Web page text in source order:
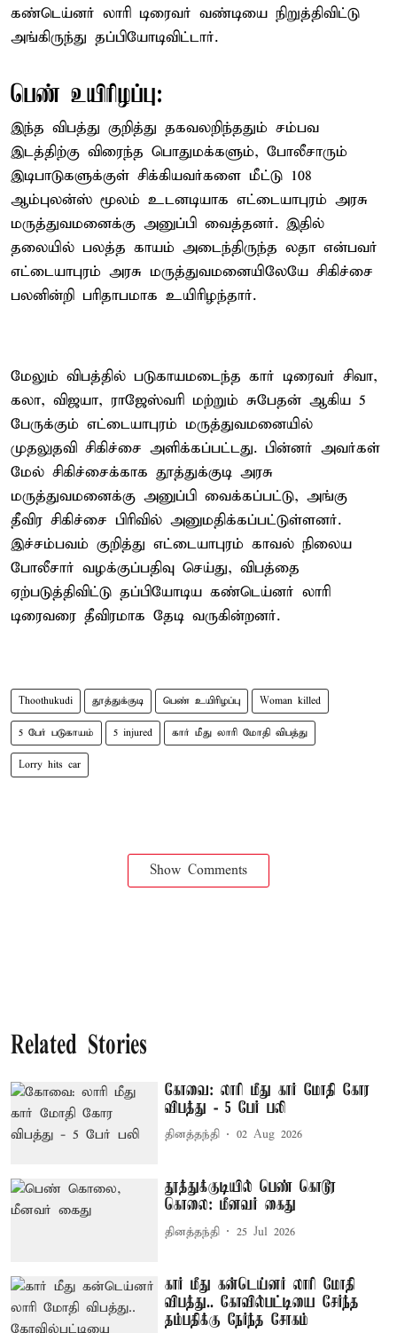
கண்டெய்னர் லாரி டிரைவர் வண்டியை நிறுத்திவிட்டு
அங்கிருந்து தப்பியோடிவிட்டார்.
பெண் உயிரிழப்பு:
இந்த விபத்து குறித்து தகவலறிந்ததும் சம்பவ
இடத்திற்கு விரைந்த பொதுமக்களும், போலீசாரும்
இடிபாடுகளுக்குள் சிக்கியவர்களை மீட்டு 108
ஆம்புலன்ஸ் மூலம் உடனடியாக எட்டையாபுரம் அரசு
மருத்துவமனைக்கு அனுப்பி வைத்தனர். இதில்
தலையில் பலத்த காயம் அடைந்திருந்த லதா என்பவர்
எட்டையாபுரம் அரசு மருத்துவமனையிலேயே சிகிச்சை
பலனின்றி பரிதாபமாக உயிரிழந்தார்.
மேலும் விபத்தில் படுகாயமடைந்த கார் டிரைவர் சிவா,
கலா, விஜயா, ராஜேஸ்வரி மற்றும் சுபேதன் ஆகிய 5
பேருக்கும் எட்டையாபுரம் மருத்துவமனையில்
முதலுதவி சிகிச்சை அளிக்கப்பட்டது. பின்னர் அவர்கள்
மேல் சிகிச்சைக்காக தூத்துக்குடி அரசு
மருத்துவமனைக்கு அனுப்பி வைக்கப்பட்டு, அங்கு
தீவிர சிகிச்சை பிரிவில் அனுமதிக்கப்பட்டுள்ளனர்.
இச்சம்பவம் குறித்து எட்டையாபுரம் காவல் நிலைய
போலீசார் வழக்குப்பதிவு செய்து, விபத்தை
ஏற்படுத்திவிட்டு தப்பியோடிய கண்டெய்னர் லாரி
டிரைவரை தீவிரமாக தேடி வருகின்றனர்.
Thoothukudi தூத்துக்குடி பெண் உயிரிழப்பு Woman killed
5 பேர் படுகாயம் 5 injured கார் மீது லாரி மோதி விபத்து
Lorry hits car
Show Comments
Related Stories
கோவை: லாரி மீது கார் மோதி கோர
விபத்து - 5 பேர் பலி
தினத்தந்தி 02 Aug 2026
தூத்துக்குடியில் பெண் கொடூர
கொலை: மீனவர் கைது
தினத்தந்தி 25 Jul 2026
கார் மீது கன்டெய்னர் லாரி மோதி
விபத்து.. கோவில்பட்டியை சேர்ந்த
தம்பதிக்கு நேர்ந்த சோகம்